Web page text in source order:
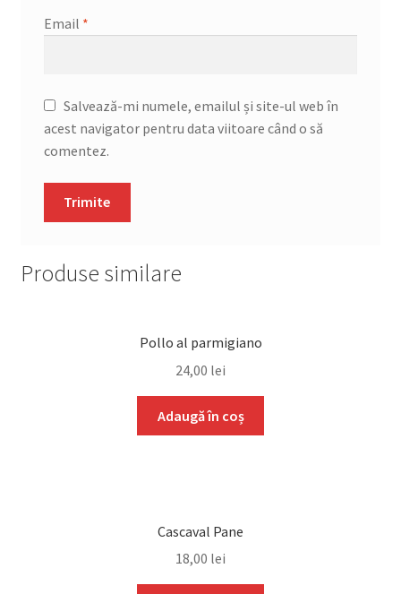
Email *
Salvează-mi numele, emailul și site-ul web în
acest navigator pentru data viitoare când o să
comentez.
Produse similare
Pollo al parmigiano
24,00 lei
Adaugă în coș
Cascaval Pane
18,00 lei